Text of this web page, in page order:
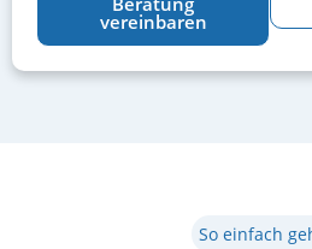
vereinbaren
So einfach